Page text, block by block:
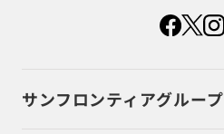
サンフロンティアグループ